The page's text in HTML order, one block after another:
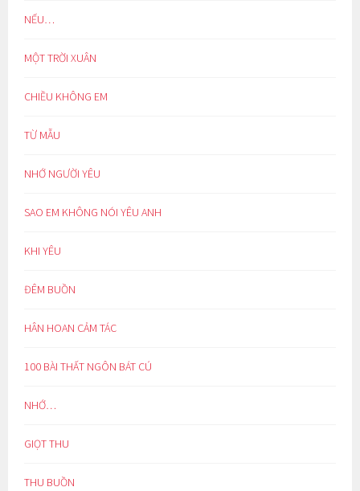
NẾU…
MỘT TRỜI XUÂN
CHIỀU KHÔNG EM
TỪ MẪU
NHỚ NGƯỜI YÊU
SAO EM KHÔNG NÓI YÊU ANH
KHI YÊU
ĐÊM BUỒN
HÂN HOAN CẢM TÁC
100 BÀI THẤT NGÔN BÁT CÚ
NHỚ…
GIỌT THU
THU BUỒN